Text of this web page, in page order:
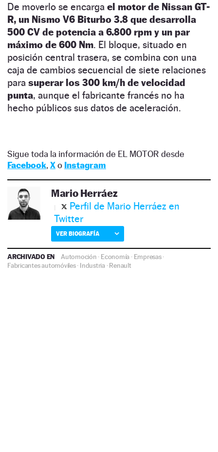
De moverlo se encarga el motor de Nissan GT-
R, un Nismo V6 Biturbo 3.8 que desarrolla
500 CV de potencia a 6.800 rpm y un par
máximo de 600 Nm. El bloque, situado en
posición central trasera, se combina con una
caja de cambios secuencial de siete relaciones
para superar los 300 km/h de velocidad
punta, aunque el fabricante francés no ha
hecho públicos sus datos de aceleración.
Sigue toda la información de EL MOTOR desde
Facebook, Xo Instagram
Mario Herráez
Perfil de Mario Herráez en
Twitter
VER BIOGRAFÍA
ARCHIVADO EN Automoción · Economía · Empresas·
Fabricantes automóviles· Industria·Renault